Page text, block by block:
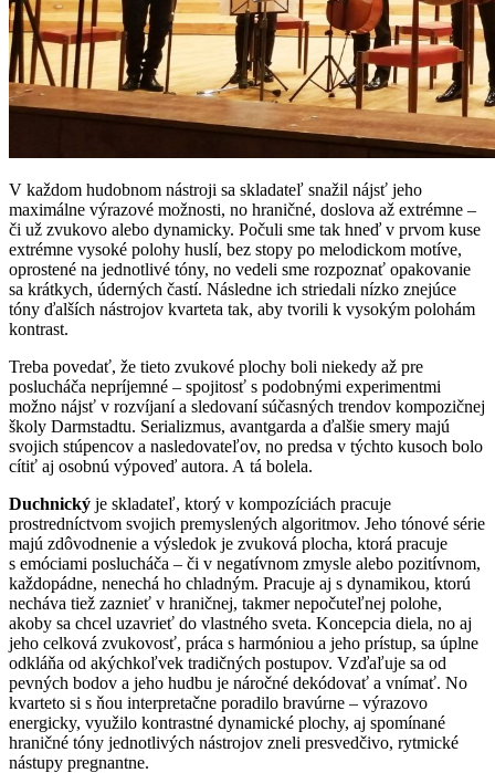
V každom hudobnom nástroji sa skladateľ snažil nájsť jeho
maximálne výrazové možnosti, no hraničné, doslova až extrémne –
či už zvukovo alebo dynamicky. Počuli sme tak hneď v prvom kuse
extrémne vysoké polohy huslí, bez stopy po melodickom motíve,
oprostené na jednotlivé tóny, no vedeli sme rozpoznať opakovanie
sa krátkych, úderných častí. Následne ich striedali nízko znejúce
tóny ďalších nástrojov kvarteta tak, aby tvorili k vysokým polohám
kontrast.
Treba povedať, že tieto zvukové plochy boli niekedy až pre
poslucháča nepríjemné – spojitosť s podobnými experimentmi
možno nájsť v rozvíjaní a sledovaní súčasných trendov kompozičnej
školy Darmstadtu. Serializmus, avantgarda a ďalšie smery majú
svojich stúpencov a nasledovateľov, no predsa v týchto kusoch bolo
cítiť aj osobnú výpoveď autora. A tá bolela.
Duchnický je skladateľ, ktorý v kompozíciách pracuje
prostredníctvom svojich premyslených algoritmov. Jeho tónové série
majú zdôvodnenie a výsledok je zvuková plocha, ktorá pracuje
s emóciami poslucháča – či v negatívnom zmysle alebo pozitívnom,
každopádne, nenechá ho chladným. Pracuje aj s dynamikou, ktorú
necháva tiež zaznieť v hraničnej, takmer nepočuteľnej polohe,
akoby sa chcel uzavrieť do vlastného sveta. Koncepcia diela, no aj
jeho celková zvukovosť, práca s harmóniou a jeho prístup, sa úplne
odkláňa od akýchkoľvek tradičných postupov. Vzďaľuje sa od
pevných bodov a jeho hudbu je náročné dekódovať a vnímať. No
kvarteto si s ňou interpretačne poradilo bravúrne – výrazovo
energicky, využilo kontrastné dynamické plochy, aj spomínané
hraničné tóny jednotlivých nástrojov zneli presvedčivo, rytmické
nástupy pregnantne.